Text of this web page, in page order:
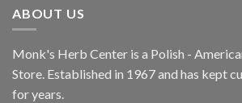
ABOUT US
Monk's Herb Center is a Polish -
Store. Established in 1967 and has kept
for years.